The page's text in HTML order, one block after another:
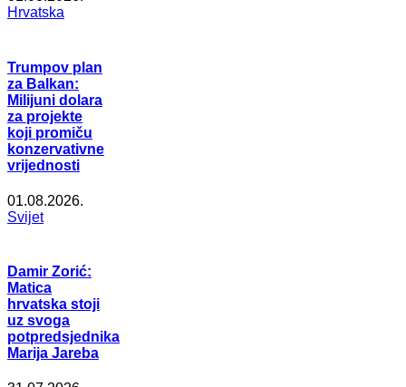
Hrvatska
Trumpov plan
za Balkan:
Milijuni dolara
za projekte
koji promiču
konzervativne
vrijednosti
01.08.2026.
Svijet
Damir Zorić:
Matica
hrvatska stoji
uz svoga
potpredsjednika
Marija Jareba